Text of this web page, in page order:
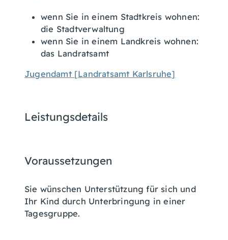
wenn Sie in einem Stadtkreis wohnen:
die Stadtverwaltung
wenn Sie in einem Landkreis wohnen:
das Landratsamt
Jugendamt [Landratsamt Karlsruhe]
Leistungsdetails
Voraussetzungen
Sie wünschen Unterstützung für sich und
Ihr Kind durch Unterbringung in einer
Tagesgruppe.